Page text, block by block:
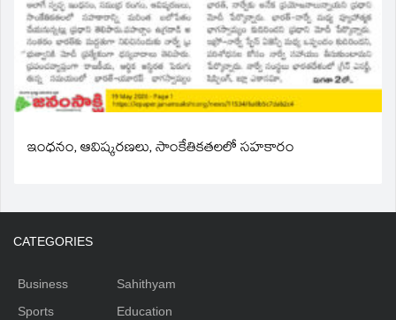
ఇంధనం, ఆవిష్కరణలు, సాంకేతికతలలో సహకారం
CATEGORIES
Business
Sports
Sahithyam
Education